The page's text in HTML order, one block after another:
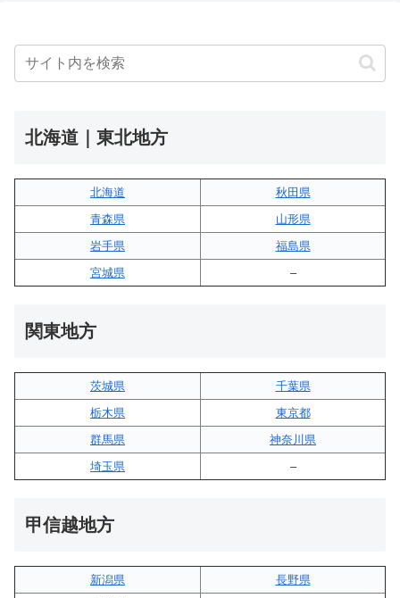
北海道｜東北地方
北海道
秋田県
青森県
山形県
岩手県
福島県
宮城県
–
関東地方
茨城県
千葉県
栃木県
東京都
群馬県
神奈川県
埼玉県
–
甲信越地方
新潟県
長野県